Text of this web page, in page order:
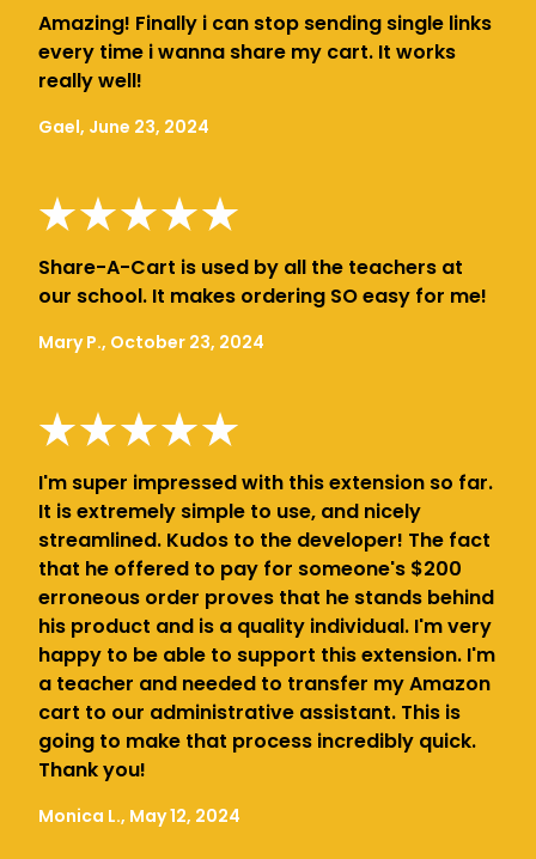
Amazing! Finally i can stop sending single links
every time i wanna share my cart. It works
really well!
Gael, June 23, 2024
Share-A-Cart is used by all the teachers at
our school. It makes ordering SO easy for me!
Mary P., October 23, 2024
I'm super impressed with this extension so far.
It is extremely simple to use, and nicely
streamlined. Kudos to the developer! The fact
that he offered to pay for someone's $200
erroneous order proves that he stands behind
his product and is a quality individual. I'm very
happy to be able to support this extension. I'm
a teacher and needed to transfer my Amazon
cart to our administrative assistant. This is
going to make that process incredibly quick.
Thank you!
Monica L., May 12, 2024